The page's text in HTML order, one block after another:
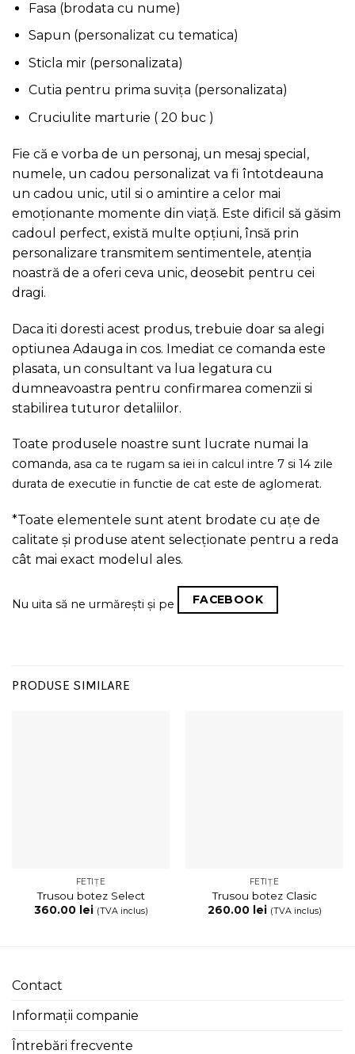
Fasa (brodata cu nume)
Sapun (personalizat cu tematica)
Sticla mir (personalizata)
Cutia pentru prima suvița (personalizata)
Cruciulite marturie ( 20 buc )
Fie că e vorba de un personaj, un mesaj special,
numele, un cadou personalizat va fi întotdeauna
un cadou unic, util si o amintire a celor mai
emoționante momente din viață. Este dificil să găsim
cadoul perfect, există multe opțiuni, însă prin
personalizare transmitem sentimentele, atenția
noastră de a oferi ceva unic, deosebit pentru cei
dragi.
Daca iti doresti acest produs, trebuie doar sa alegi
optiunea Adauga in cos. Imediat ce comanda este
plasata, un consultant va lua legatura cu
dumneavoastra pentru confirmarea comenzii si
stabilirea tuturor detaliilor.
Toate produsele noastre sunt lucrate numai la
comanda, asa ca te rugam sa iei in calcul intre 7 si 14 zile
durata de executie in functie de cat este de aglomerat.
*Toate elementele sunt atent brodate cu ațe de
calitate și produse atent selecționate pentru a reda
cât mai exact modelul ales.
Nu uita să ne urmărești și pe FACEBOOK
PRODUSE SIMILARE
FETIȚE
Trusou botez Select
360.00
lei (TVA inclus)
FETIȚE
Trusou botez Clasic
260.00
lei (TVA inclus)
Contact
Informații companie
Întrebări frecvente